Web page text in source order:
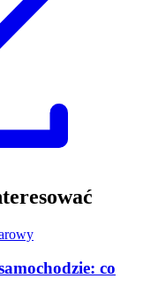
co